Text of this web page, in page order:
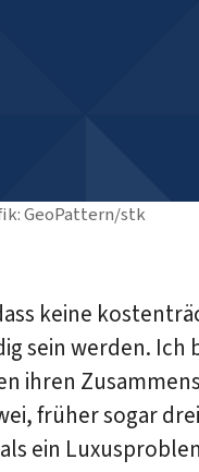
GeoPattern/stk
keine
sein werden. Ich
ihren
früher sogar
ein